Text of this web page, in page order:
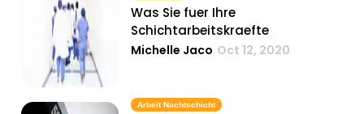
Was Sie fuer Ihre
Schichtarbeitskraefte
Michelle Jaco Oct 12, 2020
Arbeit Nachtschicht